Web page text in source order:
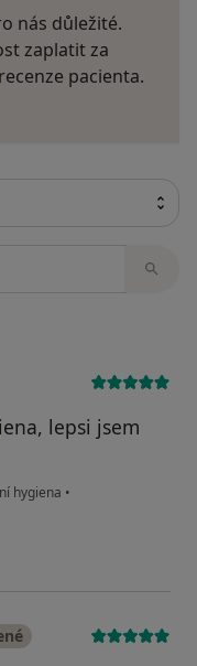
nás důležité.
zaplatit za
pacienta.
lepsi jsem
hygiena •